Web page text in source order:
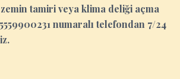
tamiri veya klima deliği açma
numaralı telefondan 7/24